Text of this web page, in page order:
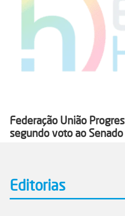
Federação União
segundo voto ao Senado
Editorias